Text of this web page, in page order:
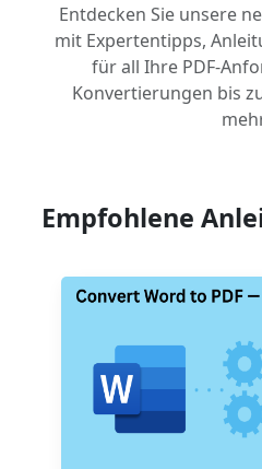
Entdecken Sie unsere
mit Expertentipps,
für all Ihre PDF-
Konvertierungen bis
Empfohlene